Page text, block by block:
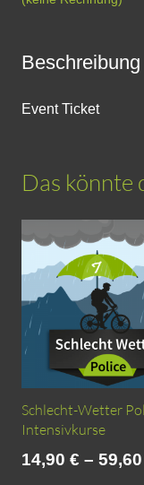
Trailpark
Beschreibung
Event Ticket
Das könnte
Schlecht-Wetter
Intensivkurse
14,90 € – 59,60